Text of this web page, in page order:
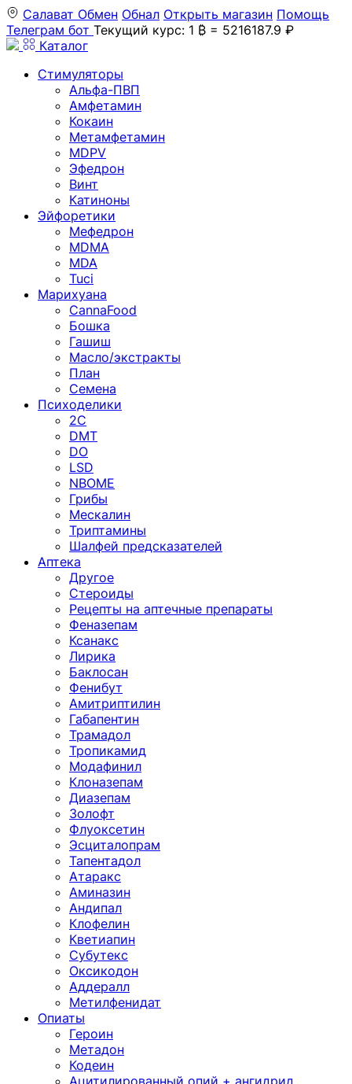
Салават Обмен Обнал Открыть магазин Помощь
Телеграм бот Текущий курс: 1 ₿ = 5216187.9 ₽
Каталог
Стимуляторы
Альфа-ПВП
Амфетамин
Кокаин
Метамфетамин
MDPV
Эфедрон
Винт
Катиноны
Эйфоретики
Мефедрон
MDMA
MDA
Tuci
Марихуана
CannaFood
Бошка
Гашиш
Масло/экстракты
План
Семена
Психоделики
2C
DMT
DO
LSD
NBOME
Грибы
Мескалин
Триптамины
Шалфей предсказателей
Аптека
Другое
Стероиды
Рецепты на аптечные препараты
Феназепам
Ксанакс
Лирика
Баклосан
Фенибут
Амитриптилин
Габапентин
Трамадол
Тропикамид
Модафинил
Клоназепам
Диазепам
Золофт
Флуоксетин
Эсциталопрам
Тапентадол
Атаракс
Аминазин
Андипал
Клофелин
Кветиапин
Субутекс
Оксикодон
Аддералл
Метилфенидат
Опиаты
Героин
Метадон
Кодеин
Ацитилированный опий + ангидрид